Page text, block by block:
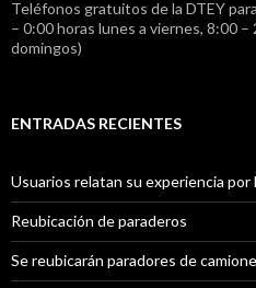
Teléfonos gratuitos de la DTEY
– 0:00 horas lunes a viernes, 8:00
domingos)
ENTRADAS RECIENTES
Usuarios relatan su experiencia por
Reubicación de paraderos
Se reubicarán paradores de